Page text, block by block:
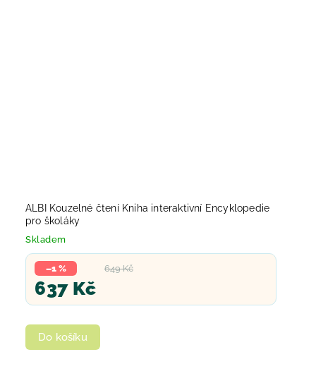
ALBI Kouzelné čtení Kniha interaktivní Encyklopedie
pro školáky
Skladem
649 Kč
–1 %
637 Kč
Do košíku